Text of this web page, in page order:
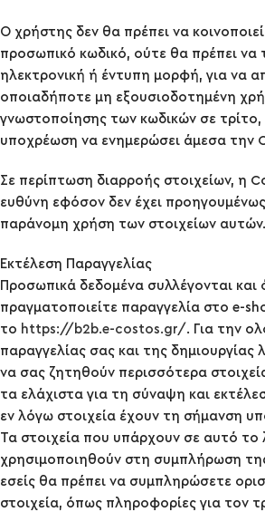
Ο χρήστης δεν θα πρέπει να
προσωπικό κωδικό, ούτε θα πρέπει να
ηλεκτρονική ή έντυπη μορφή, για να
οποιαδήποτε μη εξουσιοδοτημένη
γνωστοποίησης των κωδικών σε τρίτο,
υποχρέωση να ενημερώσει άμεσα την
Σε περίπτωση διαρροής στοιχείων, η
ευθύνη εφόσον δεν έχει
παράνομη χρήση των στοιχείων αυτών.
Εκτέλεση Παραγγελίας
Προσωπικά δεδομένα συλλέγονται και
πραγματοποιείτε παραγγελία στο e-
το https://b2b.e-costos.gr/ . Για την
παραγγελίας σας και της δημιουργίας
να σας ζητηθούν περισσότερα
τα ελάχιστα για τη σύναψη και
εν λόγω στοιχεία έχουν τη σήμανση
Τα στοιχεία που υπάρχουν σε αυτό το
χρησιμοποιηθούν στη συμπλήρωση
εσείς θα πρέπει να συμπληρώσετε
στοιχεία, όπως πληροφορίες για τον